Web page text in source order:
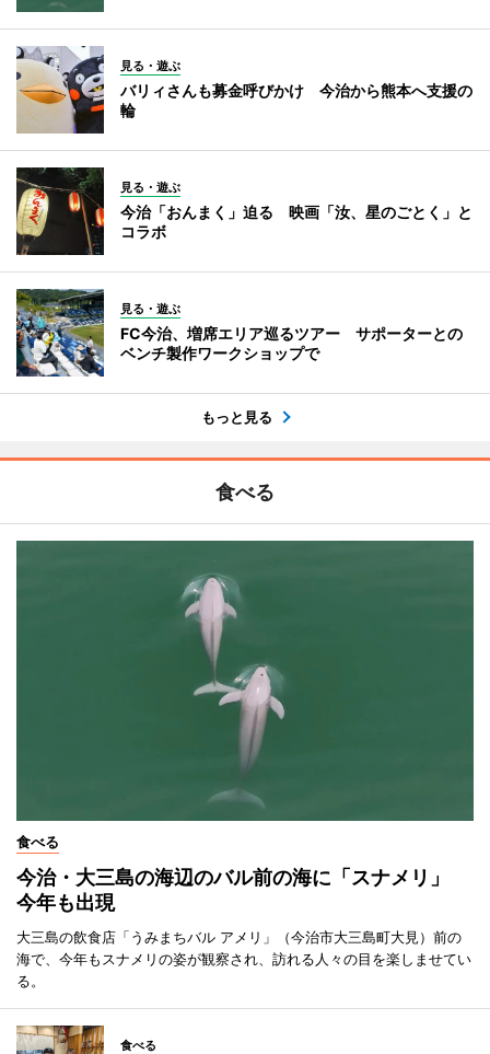
見る・遊ぶ
バリィさんも募金呼びかけ 今治から熊本へ支援の
輪
見る・遊ぶ
今治「おんまく」迫る 映画「汝、星のごとく」と
コラボ
見る・遊ぶ
FC今治、増席エリア巡るツアー サポーターとの
ベンチ製作ワークショップで
もっと見る
食べる
食べる
今治・大三島の海辺のバル前の海に「スナメリ」
今年も出現
大三島の飲食店「うみまちバル アメリ」（今治市大三島町大見）前の
海で、今年もスナメリの姿が観察され、訪れる人々の目を楽しませてい
る。
食べる